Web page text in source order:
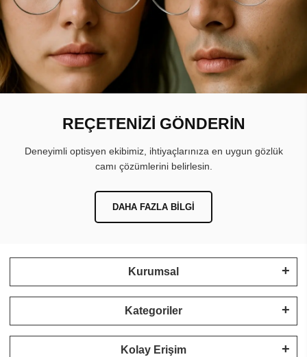
REÇETENİZİ GÖNDERİN
Deneyimli optisyen ekibimiz, ihtiyaçlarınıza en uygun gözlük
camı çözümlerini belirlesin.
DAHA FAZLA BILGI
Kurumsal
Kategoriler
Kolay Erişim